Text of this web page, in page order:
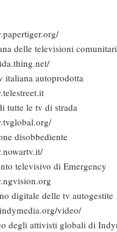
delle televisioni
italiana autoprodotta
tutte le tv di strada
disobbediente
televisivo di Emergency
digitale delle tv autogestite
video/
degli attivisti globali di